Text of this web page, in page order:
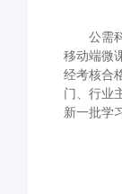
公需
移动端微
经考核合
门、行业
新一批学